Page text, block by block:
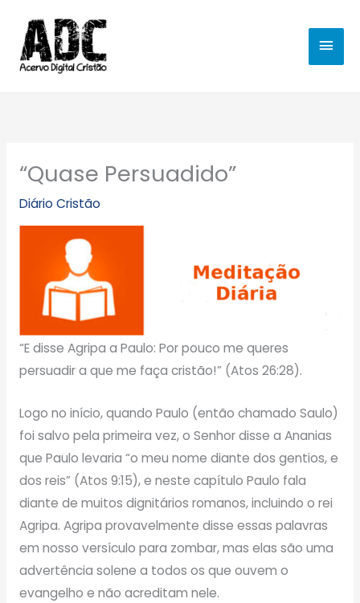
para
conteúdo
“Quase Persuadido”
Diário Cristão
“E disse Agripa a Paulo: Por pouco me queres
persuadir a que me faça cristão!” (Atos 26:28).
Logo no início, quando Paulo (então chamado Saulo)
foi salvo pela primeira vez, o Senhor disse a Ananias
que Paulo levaria “o meu nome diante dos gentios, e
dos reis” (Atos 9:15), e neste capítulo Paulo fala
diante de muitos dignitários romanos, incluindo o rei
Agripa. Agripa provavelmente disse essas palavras
em nosso versículo para zombar, mas elas são uma
advertência solene a todos os que ouvem o
evangelho e não acreditam nele.